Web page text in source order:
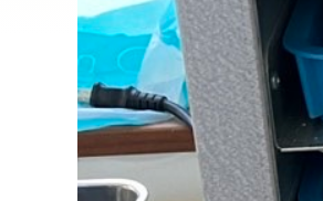
地図を開く
お仏壇
お位牌
仏具